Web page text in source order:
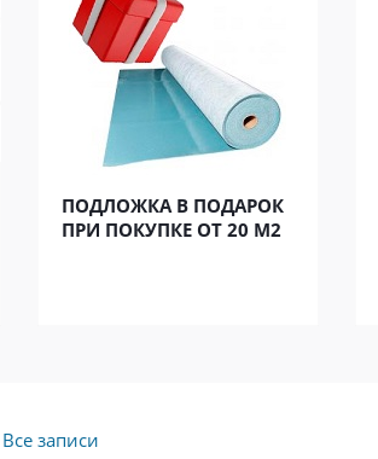
ПОДЛОЖКА В ПОДАРОК
ПРИ ПОКУПКЕ ОТ 20 М2
Все записи